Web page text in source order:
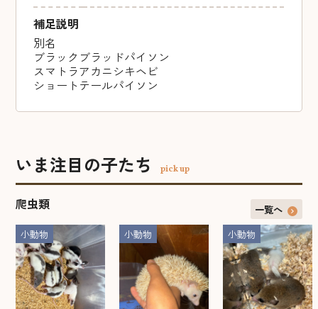
補足説明
別名
ブラックブラッドパイソン
スマトラアカニシキヘビ
ショートテールパイソン
いま注目の子たち pick up
爬虫類
一覧へ
小動物
小動物 小動物